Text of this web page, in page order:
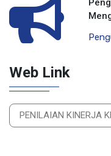
Web Link
PENILAIAN KINERJA